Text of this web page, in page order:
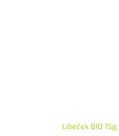
Libeček BIO